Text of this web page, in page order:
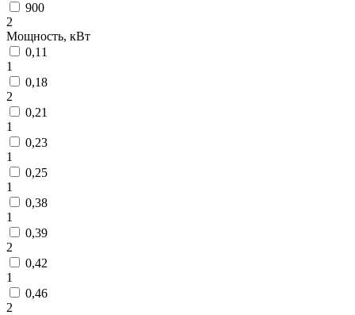
900
2
Мощность, кВт
0,11
1
0,18
2
0,21
1
0,23
1
0,25
1
0,38
1
0,39
2
0,42
1
0,46
2